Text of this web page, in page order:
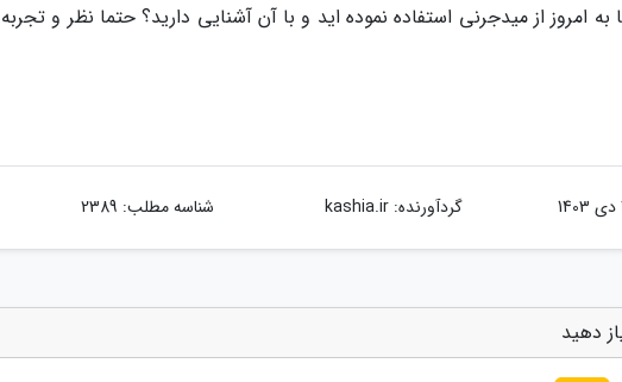
امروز از میدجرنی استفاده نموده اید و با آن آشنایی دارید؟ حتما نظر و تجربه
گردآورنده:kashia.ir شناسه مطلب: 2389
دهید